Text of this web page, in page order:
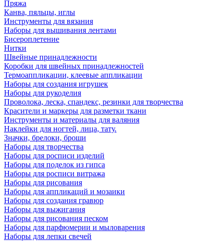
Пряжа
Канва, пяльцы, иглы
Инструменты для вязания
Наборы для вышивания лентами
Бисероплетение
Нитки
Швейные принадлежности
Коробки для швейных принадлежностей
Термоаппликации, клеевые аппликации
Наборы для создания игрушек
Наборы для рукоделия
Проволока, леска, спандекс, резинки для творчества
Красители и маркеры для разметки ткани
Инструменты и материалы для валяния
Наклейки для ногтей, лица, тату.
Значки, брелоки, броши
Наборы для творчества
Наборы для росписи изделий
Наборы для поделок из гипса
Наборы для росписи витража
Наборы для рисования
Наборы для аппликаций и мозаики
Наборы для создания гравюр
Наборы для выжигания
Наборы для рисования песком
Наборы для парфюмерии и мыловарения
Наборы для лепки свечей